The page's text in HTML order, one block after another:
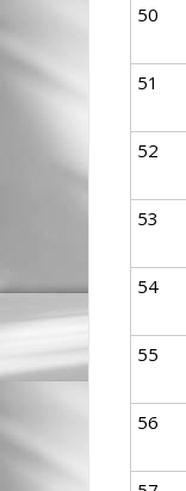
50
51
52
53
54
55
56